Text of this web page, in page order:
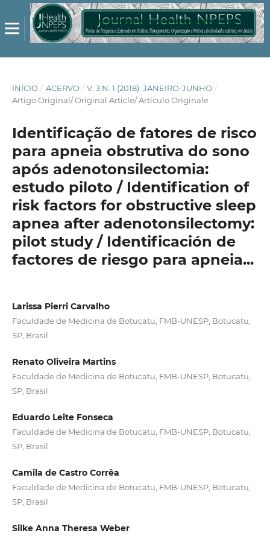
INÍCIO / ACERVO / V. 3 N. 1 (2018): JANEIRO-JUNHO /
Artigo Original/ Original Article/ Artículo Originale
Identificação de fatores de risco
para apneia obstrutiva do sono
após adenotonsilectomia:
estudo piloto / Identification of
risk factors for obstructive sleep
apnea after adenotonsilectomy:
pilot study / Identificación de
factores de riesgo para apneia...
Larissa Pierri Carvalho
Faculdade de Medicina de Botucatu, FMB-UNESP, Botucatu,
SP, Brasil
Renato Oliveira Martins
Faculdade de Medicina de Botucatu, FMB-UNESP, Botucatu,
SP, Brasil
Eduardo Leite Fonseca
Faculdade de Medicina de Botucatu, FMB-UNESP, Botucatu,
SP, Brasil
Camila de Castro Corrêa
Faculdade de Medicina de Botucatu, FMB-UNESP, Botucatu,
SP, Brasil
Silke Anna Theresa Weber